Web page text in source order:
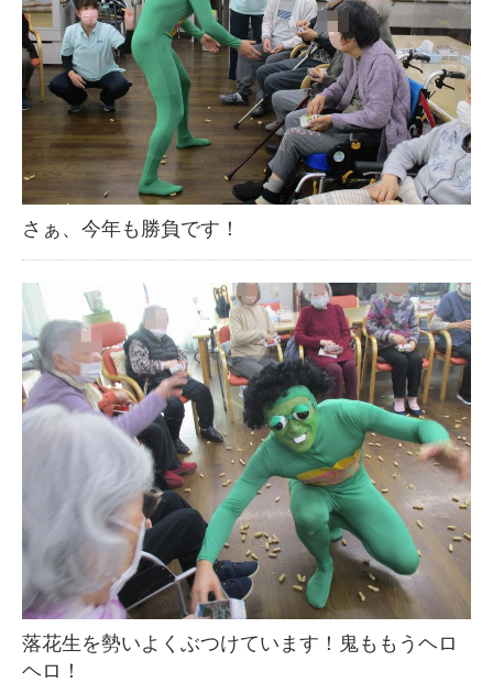
さぁ、今年も勝負です！
落花生を勢いよくぶつけています！鬼ももうヘロ
ヘロ！